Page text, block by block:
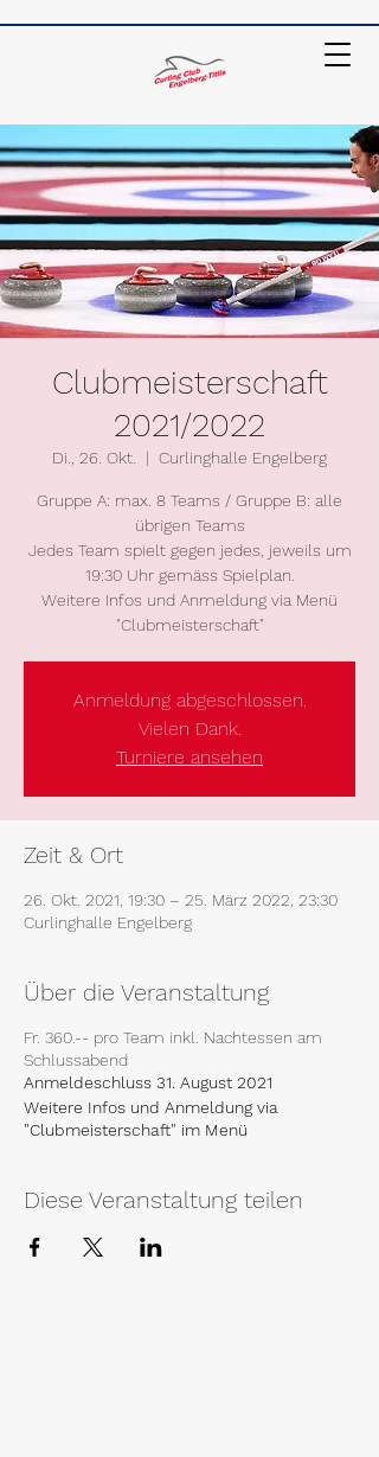
Clubmeisterschaft
2021/2022
Di., 26. Okt.
  |
Curlinghalle Engelberg
Gruppe A: max. 8 Teams / Gruppe B: alle
übrigen Teams
Jedes Team spielt gegen jedes, jeweils um
19:30 Uhr gemäss Spielplan.
Weitere Infos und Anmeldung via Menü
"Clubmeisterschaft"
Anmeldung abgeschlossen.
Vielen Dank.
Turniere ansehen
Zeit & Ort
26. Okt. 2021, 19:30 – 25. März 2022, 23:30
Curlinghalle Engelberg
Über die Veranstaltung
Fr. 360.-- pro Team inkl. Nachtessen am
Schlussabend
Anmeldeschluss 31. August 2021
Weitere Infos und Anmeldung via
"Clubmeisterschaft" im Menü
Diese Veranstaltung teilen